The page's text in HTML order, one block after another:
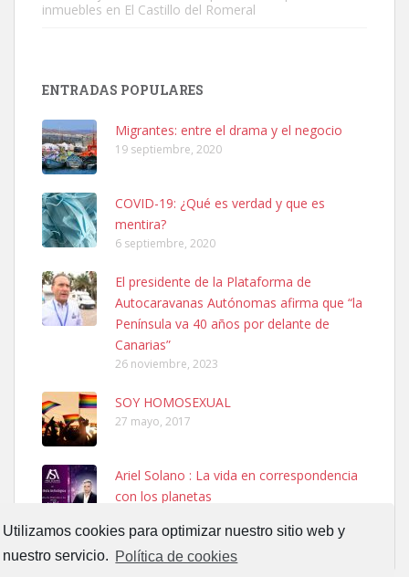
Utilizamos cookies para optimizar nuestro sitio web y
nuestro servicio. Política de cookies
hembra, 4 años. Por motivos personales ...
Leales.org » Gran Canaria
SHIBA PERDIDO AVDA JOSE MESA Y LOPEZ
PERRO MACHO RAZA SHIBA CON MICROCHIP PERDIDO HOY
06/07/2025 ZONA MESA Y LOPEZ. ES MUY ASUSTADIZO
Leales.org » Gran Canaria
Ninfa perdida
calle, se perdió por la zon...
Leales.org » Gran Canaria | 6.7.2025
inmuebles en El Castillo del Romeral
ENTRADAS POPULARES
Migrantes: entre el drama y el negocio
19 septiembre, 2020
COVID-19: ¿Qué es verdad y que es
mentira?
6 septiembre, 2020
El presidente de la Plataforma de
Autocaravanas Autónomas afirma que “la
Península va 40 años por delante de
Canarias”
26 noviembre, 2023
SOY HOMOSEXUAL
27 mayo, 2017
Ariel Solano : La vida en correspondencia
con los planetas